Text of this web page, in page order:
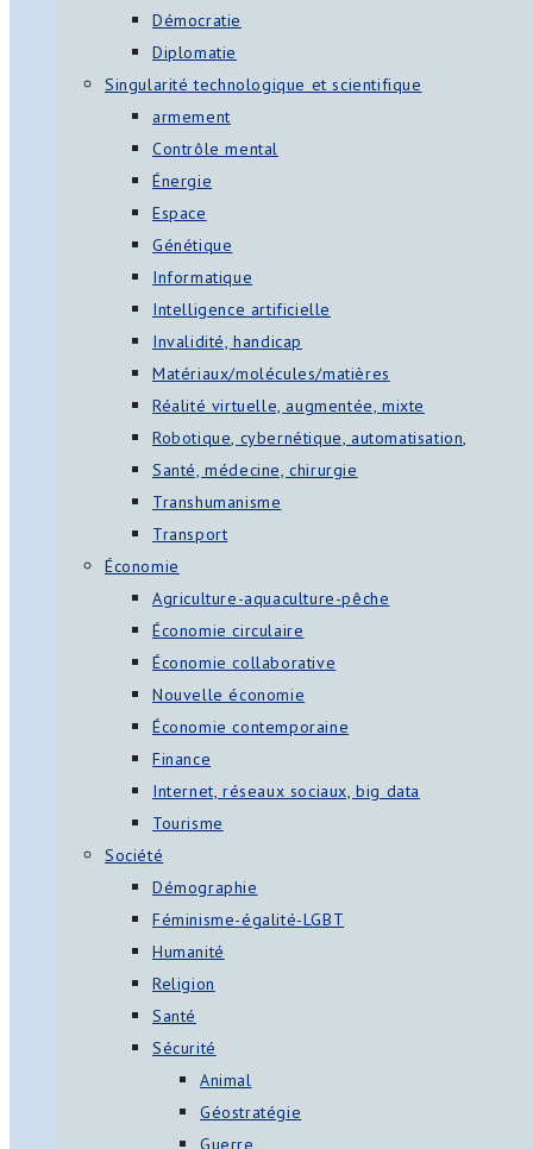
Démocratie
Diplomatie
Singularité technologique et scientifique
armement
Contrôle mental
Énergie
Espace
Génétique
Informatique
Intelligence artificielle
Invalidité, handicap
Matériaux/molécules/matières
Réalité virtuelle, augmentée, mixte
Robotique, cybernétique, automatisation,
Santé, médecine, chirurgie
Transhumanisme
Transport
Économie
Agriculture-aquaculture-pêche
Économie circulaire
Économie collaborative
Nouvelle économie
Économie contemporaine
Finance
Internet, réseaux sociaux, big data
Tourisme
Société
Démographie
Féminisme-égalité-LGBT
Humanité
Religion
Santé
Sécurité
Animal
Géostratégie
Guerre